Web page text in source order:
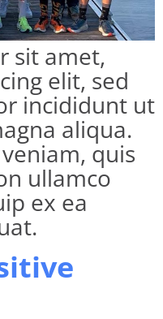
sit amet,
elit, sed
incididunt ut
aliqua.
quis
ullamco
ex ea